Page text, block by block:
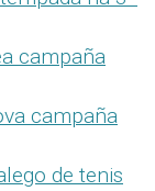
campaña
campaña
de tenis